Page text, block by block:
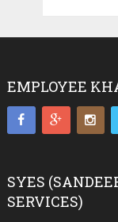
EMPLOYEE
SYES
SERVICES)